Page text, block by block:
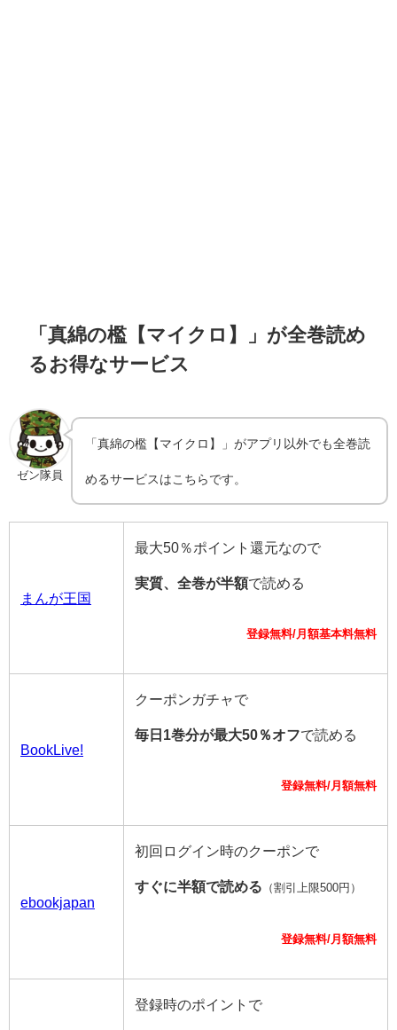
「真綿の檻【マイクロ】」が全巻読め
るお得なサービス
ゼン隊員
「真綿の檻【マイクロ】」がアプリ以外でも全巻読
めるサービスはこちらです。
まんが王国
最大50％ポイント還元なので
実質、全巻が半額で読める
登録無料/月額基本料無料
BookLive!
クーポンガチャで
毎日1巻分が最大50％オフで読める
登録無料/月額無料
ebookjapan
初回ログイン時のクーポンで
すぐに半額で読める （割引上限500円）
登録無料/月額無料
登録時のポイントで